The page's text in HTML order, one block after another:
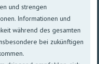
und strengen
Informationen und
während des gesamten
bei zukünftigen